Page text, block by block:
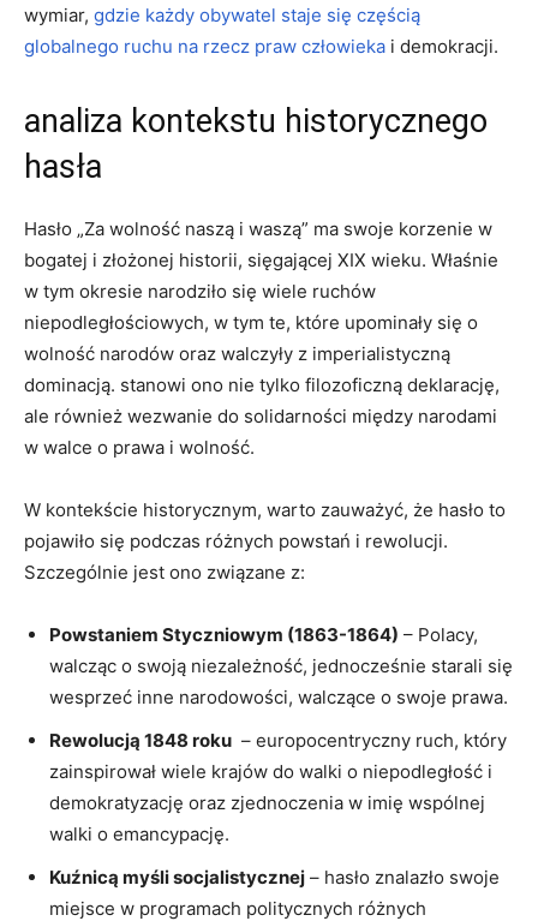
wymiar, gdzie każdy obywatel staje się częścią
globalnego ruchu na rzecz praw człowieka ⁣i demokracji.
analiza kontekstu ⁢historycznego
hasła
Hasło „Za wolność naszą ‌i waszą” ma swoje korzenie w
bogatej i złożonej historii, sięgającej XIX wieku. Właśnie
w tym⁤ okresie⁢ narodziło się wiele ruchów
niepodległościowych,⁤ w tym te, które upominały się o
wolność narodów oraz walczyły z imperialistyczną
dominacją. stanowi ono nie tylko ⁣filozoficzną deklarację,
ale również‍ wezwanie do solidarności między narodami
w ‍walce o prawa ‍i wolność.
W kontekście‍ historycznym, warto zauważyć, że hasło to
pojawiło się podczas różnych​ powstań i rewolucji.
Szczególnie ‍jest ono związane z:
Powstaniem⁢ Styczniowym​ (1863-1864) – Polacy,
walcząc‍ o swoją niezależność, jednocześnie starali się
‍wesprzeć inne narodowości, walczące o swoje prawa.
Rewolucją 1848 roku ‍ – europocentryczny⁣ ruch, który
zainspirował wiele ‍krajów do walki o niepodległość i
demokratyzację​ oraz zjednoczenia⁢ w imię⁤ wspólnej
walki o emancypację.
Kuźnicą myśli socjalistycznej – hasło znalazło swoje
miejsce w programach politycznych‌ różnych